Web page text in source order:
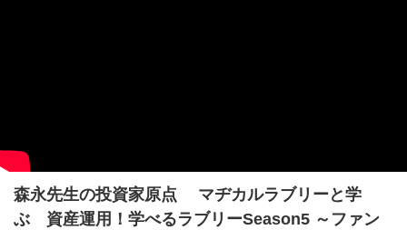
森永先生の投資家原点 マヂカルラブリーと学
ぶ 資産運用！学べるラブリーSeason5 ～ファン